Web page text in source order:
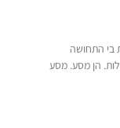
בי התחושה
הן מסע. מסע